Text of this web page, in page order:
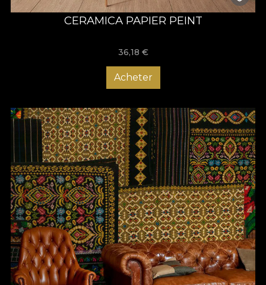
CERAMICA PAPIER PEINT
36,18 €
Acheter